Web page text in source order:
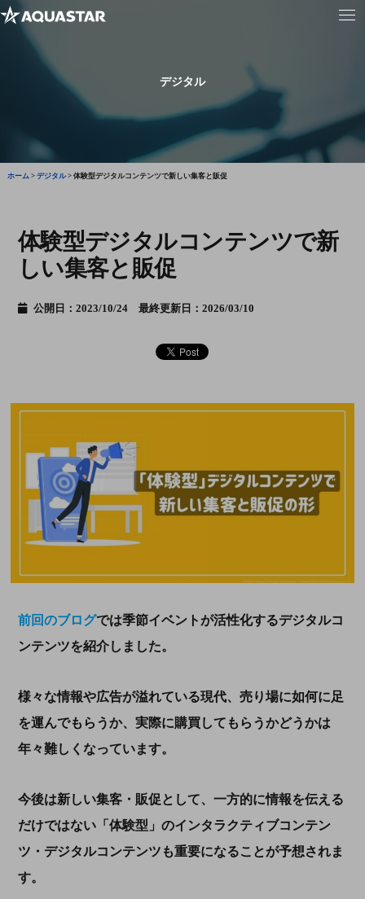
デジタル
ホーム> デジタル> 体験型デジタルコンテンツで新しい集客と販促
体験型デジタルコンテンツで新
しい集客と販促
公開日：2023/10/24 最終更新日：2026/03/10
前回のブログでは季節イベントが活性化するデジタルコ
ンテンツを紹介しました。
様々な情報や広告が溢れている現代、売り場に如何に足
を運んでもらうか、実際に購買してもらうかどうかは
年々難しくなっています。
今後は新しい集客・販促として、一方的に情報を伝える
だけではない「体験型」のインタラクティブコンテン
ツ・デジタルコンテンツも重要になることが予想されま
す。